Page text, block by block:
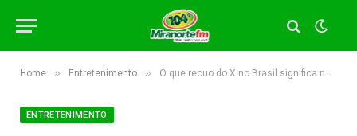
Home » Entretenimento » O que recuo do X no Brasil significa na guerra entre governos e big techs no mundo
ENTRETENIMENTO